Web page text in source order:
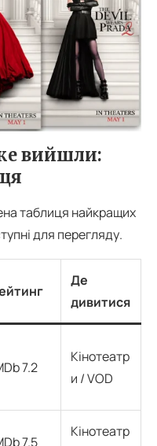
вийшли:
таблиця найкращих
для перегляду.
Де
дивитися
7.2
Кінотеатр
и / VOD
7.5
Кінотеатр